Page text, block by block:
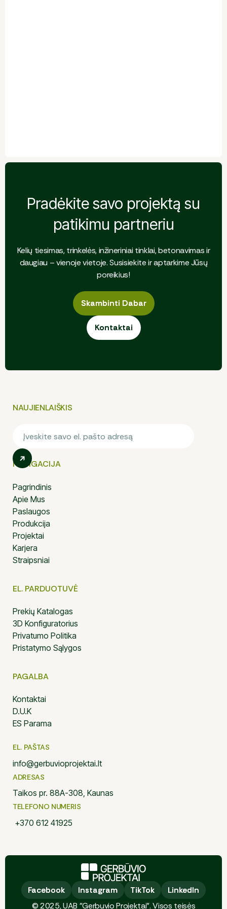
Pradėkite savo projektą su
patikimu partneriu
Kelių tiesimas, trinkelės, inžineriniai tinklai, betonavimas ir
daugiau – vienoje vietoje. Susisiekite ir aptarkime Jūsų
poreikius!
Skambinti Dabar
Skambinti Dabar
Kontaktai
Kontaktai
NAUJIENLAIŠKIS
NAVIGACIJA
Pagrindinis
Apie Mus
Paslaugos
Produkcija
Projektai
Karjera
Straipsniai
EL. PARDUOTUVĖ
Prekių Katalogas
3D Konfiguratorius
Privatumo Politika
Pristatymo Sąlygos
PAGALBA
Kontaktai
D.U.K
ES Parama
EL. PAŠTAS
info@gerbuvioprojektai.lt
ADRESAS
Taikos pr. 88A-308, Kaunas
TELEFONO NUMERIS
+370 612 41925
Facebook
Facebook Instagram
Instagram TikTok
TikTok LinkedIn
LinkedIn
© 2025, UAB "Gerbuvio Projektai". Visos teisės